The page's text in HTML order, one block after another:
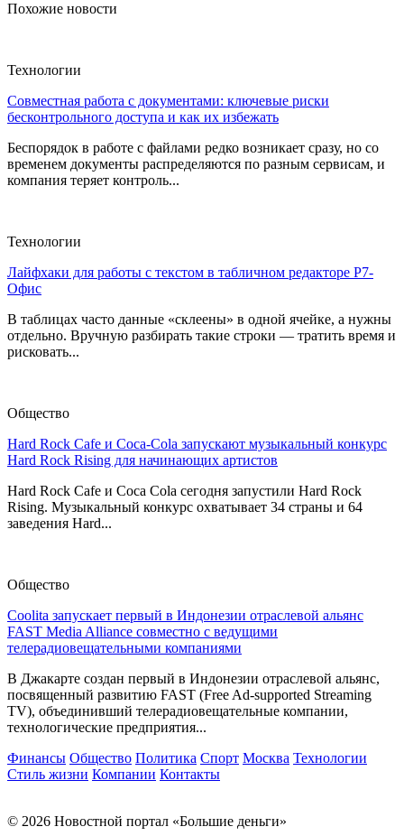
Похожие новости
Технологии
Совместная работа с документами: ключевые риски
бесконтрольного доступа и как их избежать
Беспорядок в работе с файлами редко возникает сразу, но со
временем документы распределяются по разным сервисам, и
компания теряет контроль...
Технологии
Лайфхаки для работы с текстом в табличном редакторе Р7-
Офис
В таблицах часто данные «склеены» в одной ячейке, а нужны
отдельно. Вручную разбирать такие строки — тратить время и
рисковать...
Общество
Hard Rock Cafe и Coca-Cola запускают музыкальный конкурс
Hard Rock Rising для начинающих артистов
Hard Rock Cafe и Coca Cola сегодня запустили Hard Rock
Rising. Музыкальный конкурс охватывает 34 страны и 64
заведения Hard...
Общество
Coolita запускает первый в Индонезии отраслевой альянс
FAST Media Alliance совместно с ведущими
телерадиовещательными компаниями
В Джакарте создан первый в Индонезии отраслевой альянс,
посвященный развитию FAST (Free Ad-supported Streaming
TV), объединивший телерадиовещательные компании,
технологические предприятия...
Финансы Общество Политика Спорт Москва Технологии
Стиль жизни Компании Контакты
© 2026 Новостной портал «Большие деньги»